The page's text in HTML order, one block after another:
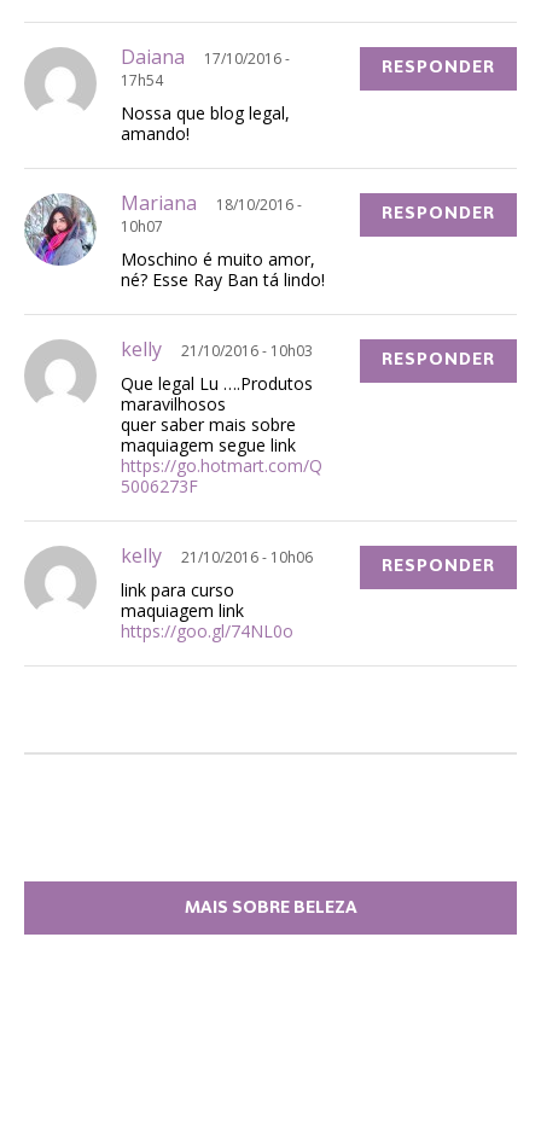
Daiana
17/10/2016 -
17h54
Nossa que blog legal,
amando!
RESPONDER
Mariana
18/10/2016 -
10h07
Moschino é muito amor,
né? Esse Ray Ban tá lindo!
RESPONDER
kelly 21/10/2016 - 10h03
Que legal Lu ….Produtos
maravilhosos
quer saber mais sobre
maquiagem segue link
https://go.hotmart.com/Q
5006273F
RESPONDER
kelly 21/10/2016 - 10h06
link para curso
maquiagem link
https://goo.gl/74NL0o
RESPONDER
MAIS SOBRE BELEZA